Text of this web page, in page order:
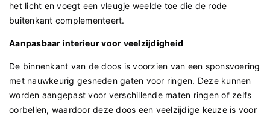
het licht en voegt een vleugje weelde toe die de rode
buitenkant complementeert.
Aanpasbaar interieur voor veelzijdigheid
De binnenkant van de doos is voorzien van een sponsvoering
met nauwkeurig gesneden gaten voor ringen. Deze kunnen
worden aangepast voor verschillende maten ringen of zelfs
oorbellen, waardoor deze doos een veelzijdige keuze is voor